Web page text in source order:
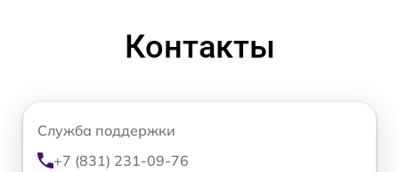
Контакты
Служба поддержки
+7 (831) 231-09-76